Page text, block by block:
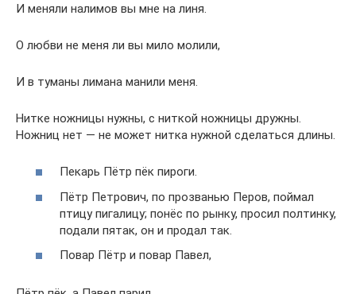
И меняли налимов вы мне на линя.
О любви не меня ли вы мило молили,
И в туманы лимана манили меня.
Нитке ножницы нужны, с ниткой ножницы дружны.
Ножниц нет — не может нитка нужной сделаться длины.
Пекарь Пётр пёк пироги.
Пётр Петрович, по прозванью Перов, поймал
птицу пигалицу; понёс по рынку, просил полтинку,
подали пятак, он и продал так.
Повар Пётр и повар Павел,